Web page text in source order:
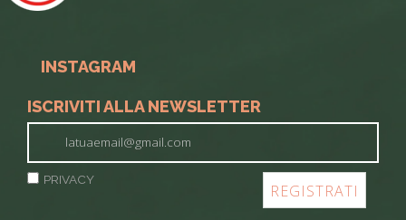
INSTAGRAM
ISCRIVITI ALLA NEWSLETTER
PRIVACY